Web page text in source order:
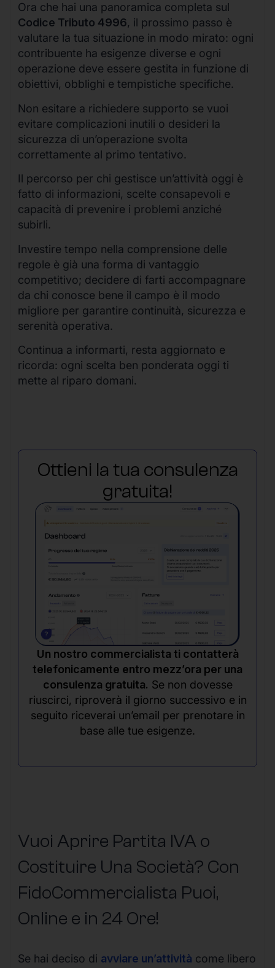
Ora che hai una panoramica completa sul
Codice Tributo 4996, il prossimo passo è
valutare la tua situazione in modo mirato: ogni
contribuente ha esigenze diverse e ogni
operazione deve essere gestita in funzione di
obiettivi, obblighi e tempistiche specifiche.
Non esitare a richiedere supporto se vuoi
evitare complicazioni inutili o desideri la
sicurezza di un’operazione svolta
correttamente al primo tentativo.
Il percorso per chi gestisce un’attività oggi è
fatto di informazioni, scelte consapevoli e
capacità di prevenire i problemi anziché
subirli.
Investire tempo nella comprensione delle
regole è già una forma di vantaggio
competitivo; decidere di farti accompagnare
da chi conosce bene il campo è il modo
migliore per garantire continuità, sicurezza e
serenità operativa.
Continua a informarti, resta aggiornato e
ricorda: ogni scelta ben ponderata oggi ti
mette al riparo domani.
Ottieni la tua consulenza
gratuita!
Un nostro commercialista ti contatterà
telefonicamente entro mezz’ora per una
consulenza gratuita. Se non dovesse
riuscirci, riproverà il giorno successivo e in
seguito riceverai un’email per prenotare in
base alle tue esigenze.
Vuoi Aprire Partita IVA o
Costituire Una Società? Con
FidoCommercialista Puoi,
Online e in 24 Ore!
Se hai deciso di avviare un’attività come libero